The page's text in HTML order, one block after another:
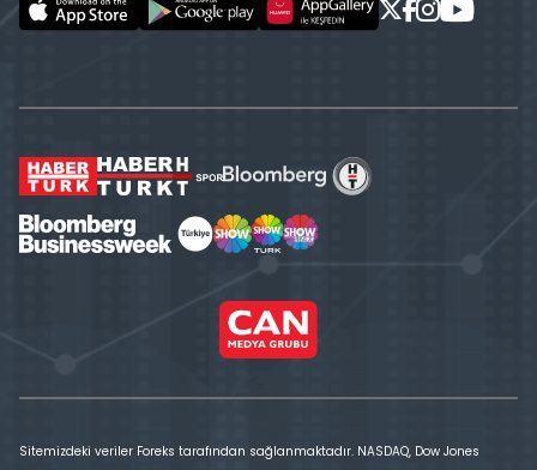
Sitemizdeki veriler Foreks tarafından sağlanmaktadır. NASDAQ, Dow Jones